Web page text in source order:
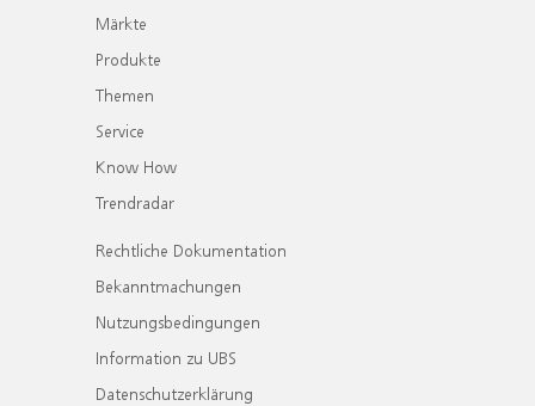
Märkte
Produkte
Themen
Service
Know How
Trendradar
Rechtliche Dokumentation
Bekanntmachungen
Nutzungsbedingungen
Information zu UBS
Datenschutzerklärung